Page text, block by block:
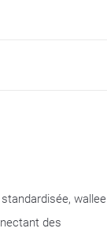
wallee
des